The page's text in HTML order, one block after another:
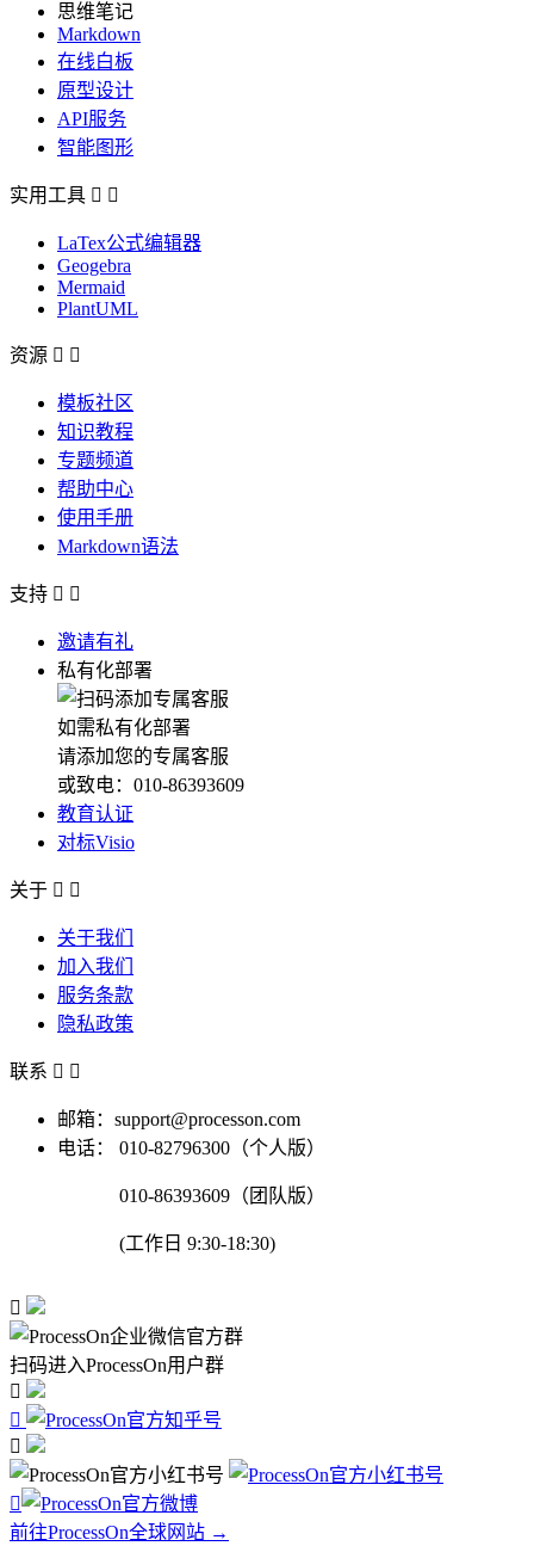
思维笔记
Markdown
在线白板
原型设计
API服务
智能图形
实用工具  
LaTex公式编辑器
Geogebra
Mermaid
PlantUML
资源  
模板社区
知识教程
专题频道
帮助中心
使用手册
Markdown语法
支持  
邀请有礼
私有化部署
如需私有化部署
请添加您的专属客服
或致电：010-86393609
教育认证
对标Visio
关于  
关于我们
加入我们
服务条款
隐私政策
联系  
邮箱：support@processon.com
电话：
010-82796300（个人版）
010-86393609（团队版）
(工作日 9:30-18:30)

扫码进入ProcessOn用户群




前往ProcessOn全球网站 →